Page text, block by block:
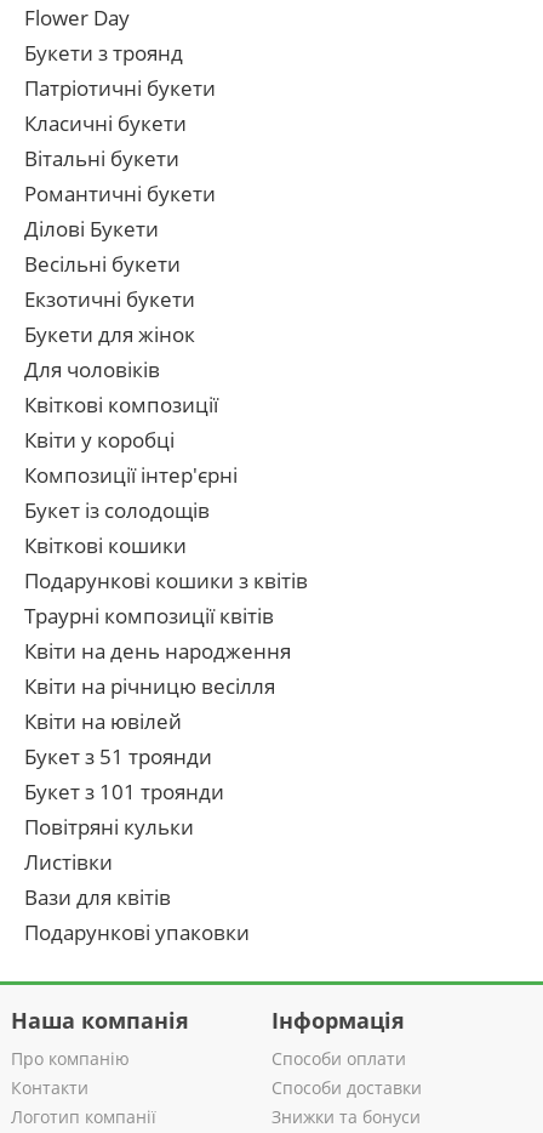
Flower Day
Букети з троянд
Патріотичні букети
Класичні букети
Вітальні букети
Романтичні букети
Ділові Букети
Весільні букети
Екзотичні букети
Букети для жінок
Для чоловіків
Квіткові композиції
Квіти у коробці
Композиції інтер'єрні
Букет із солодощів
Квіткові кошики
Подарункові кошики з квітів
Траурні композиції квітів
Квіти на день народження
Квіти на річницю весілля
Квіти на ювілей
Букет з 51 троянди
Букет з 101 троянди
Повітряні кульки
Листівки
Вази для квітів
Подарункові упаковки
Наша компанія
Про компанію
Контакти
Логотип компанії
Інформація
Способи оплати
Способи доставки
Знижки та бонуси